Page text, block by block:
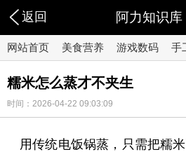
返回 阿力知识库
网站首页 美食营养 游戏数码 手
糯米怎么蒸才不夹生
时间：2026-04-22 09:03:09
用传统电饭锅蒸，只需把糯